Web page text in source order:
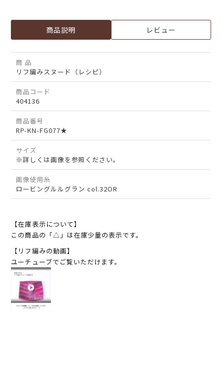
商品説明 レビュー
商 品
リフ編みスヌード（レシピ）
商品コード
404136
商品番号
RP-KN-FG077★
サイズ
※詳しくは画像を参照ください。
画像使用糸
ロービングルルグラン col.32OR
【在庫表示について】
この商品の「△」は在庫少量の表示です。
【リフ編みの動画】
ユーチューブでご覧いただけます。